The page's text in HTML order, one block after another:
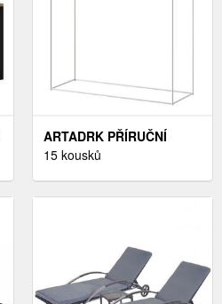
ARTADRK PŘÍRUČNÍ
STOLEK MILAN | BÍLÉ
15 kousků